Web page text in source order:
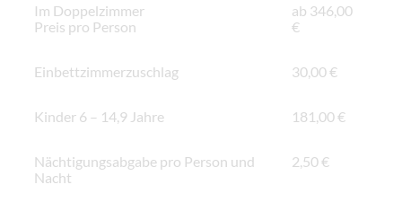
Im Doppelzimmer
Preis pro Person
ab 346,00
€
Einbettzimmerzuschlag 30,00 €
Kinder 6 – 14,9 Jahre 181,00 €
Nächtigungsabgabe pro Person und
Nacht
2,50 €